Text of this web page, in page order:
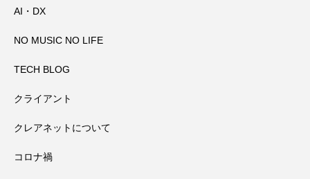
2026.08.03
2026.07.31
AI・DX
NO MUSIC NO LIFE
TECH BLOG
クライアント
クレアネットについて
コロナ禍